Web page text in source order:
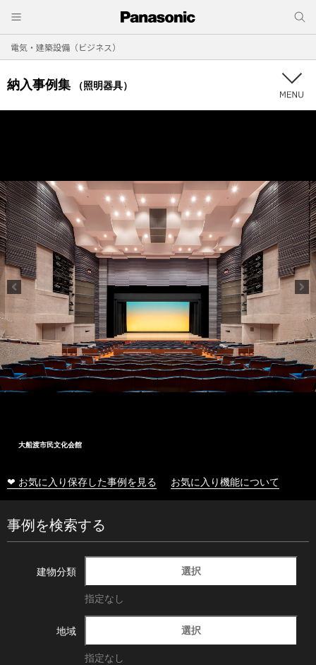
電気・建築設備（ビジネス）
納入事例集 （照明器具）
大船渡市民文化会館
❤ お気に入り保存した事例を見る お気に入り機能について
事例を検索する
建物分類 選択
指定なし
地域 選択
指定なし